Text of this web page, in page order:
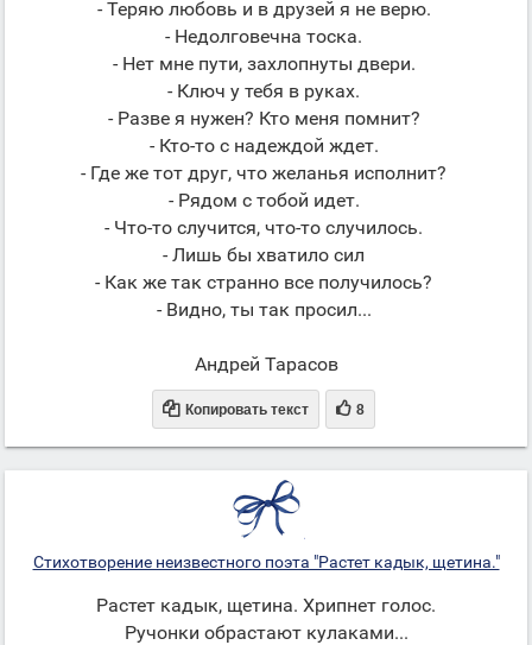
- Теряю любовь и в друзей я не верю.
- Недолговечна тоска.
- Нет мне пути, захлопнуты двери.
- Ключ у тебя в руках.
- Разве я нужен? Кто меня помнит?
- Кто-то с надеждой ждет.
- Где же тот друг, что желанья исполнит?
- Рядом с тобой идет.
- Что-то случится, что-то случилось.
- Лишь бы хватило сил
- Как же так странно все получилось?
- Видно, ты так просил...
Андрей Тарасов
 Копировать текст  8
Стихотворение неизвестного поэта "Растет кадык, щетина."
Растет кадык, щетина. Хрипнет голос.
Ручонки обрастают кулаками...